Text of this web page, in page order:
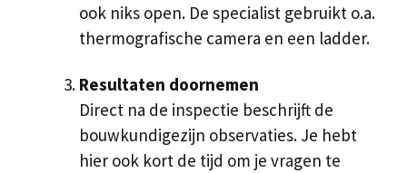
ook niks open. De specialist gebruikt o.a.
thermografische camera en een ladder.
Resultaten doornemen
Direct na de inspectie beschrijft de
bouwkundigezijn observaties. Je hebt
hier ook kort de tijd om je vragen te